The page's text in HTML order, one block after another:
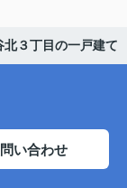
北３丁目の一戸建て
い合わせ